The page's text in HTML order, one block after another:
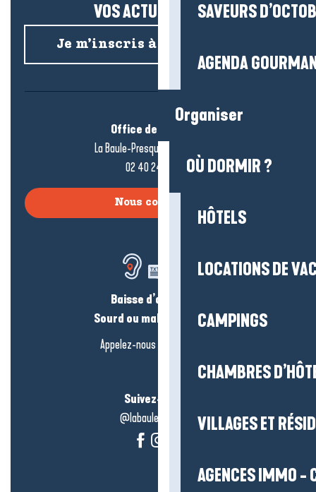
SAVEURS
AGENDA
Organiser
OÙ DORMIR ?
HÔTELS
LOCATIONS DE
CAMPINGS
CHAMBRES
VILLAGES ET
AGENCES IMMO -
VOS ACTUS SALÉES !
Je m’inscris à la newsletter
Office de tourisme
La Baule-Presqu’île de Guérande
02 40 24 34 44
Nous contacter
Baisse d’audition ?
Sourd ou malentendant ?
Appelez-nous en
Suivez-nous !
@labauleguérande